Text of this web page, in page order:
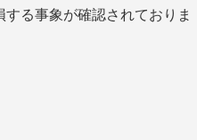
る事象が確認されておりま